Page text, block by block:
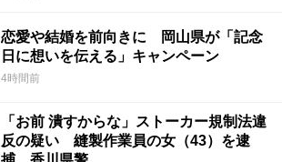
恋愛や結婚を前向きに 岡山県が「記念
日に想いを伝える」キャンペーン
4時間前
「お前 潰すからな」ストーカー規制法違
反の疑い 縫製作業員の女（43）を逮